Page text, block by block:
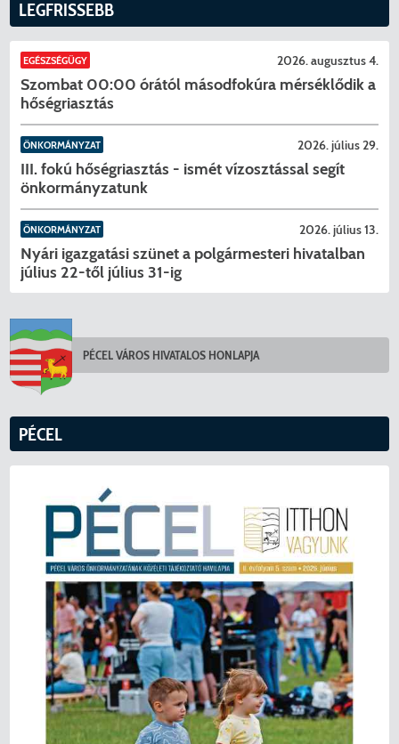
ért_2025_évi_szakmai_beszámoló.pdf
20_előterjesztés_FB_2025_évi_beszámoló.pdf
21_előterjesztés_HB_2025_évi_beszámoló.pdf
22_előterjesztés_PB_2025_évi_beszámoló.pdf
24_A_előterjesztés_lejárt.pdf
25_előterjesztés_pénzeszköz_lekötés.pdf
03_előterjesztés_visszavonása_behajtási_rendelet.pdf
09_előterjesztés_módosító_ind_Pécel_Kft_FB_díjazás.pdf
12_előterjesztés_módosító_ind_5_sz_háziorvosi_körzet.pdf
sürgősségi_indítvány_A_Pécel_Kft_ügyvezető.pdf
LEGFRISSEBB
EGÉSZSÉGÜGY 2026. augusztus 4.
Szombat 00:00 órától másodfokúra mérséklődik a
hőségriasztás
ÖNKORMÁNYZAT 2026. július 29.
III. fokú hőségriasztás - ismét vízosztással segít
önkormányzatunk
ÖNKORMÁNYZAT 2026. július 13.
Nyári igazgatási szünet a polgármesteri hivatalban
július 22-től július 31-ig
PÉCEL VÁROS HIVATALOS HONLAPJA
PÉCEL
KERESÉS